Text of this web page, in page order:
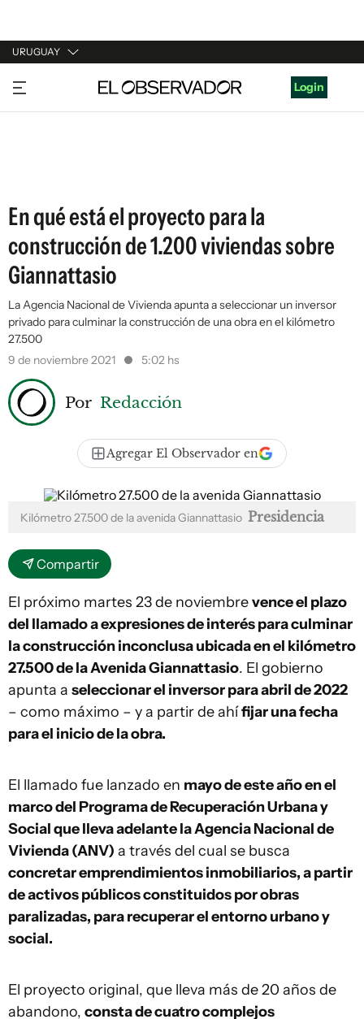
URUGUAY
URUGUAY
ARGENTINA
Login
En qué está el proyecto para la
construcción de 1.200 viviendas sobre
Giannattasio
La Agencia Nacional de Vivienda apunta a seleccionar un inversor
privado para culminar la construcción de una obra en el kilómetro
27.500
9 de noviembre 2021
5:02 hs
Por Redacción
Agregar El Observador en
Kilómetro 27.500 de la avenida Giannattasio Presidencia
Compartir
El próximo martes 23 de noviembrevence el plazo
del llamado a expresiones de interés para culminar
la construcción inconclusa ubicada en el kilómetro
27.500 de la Avenida Giannattasio. El gobierno
apunta a seleccionar el inversor para abril de 2022
– como máximo – y a partir de ahífijar una fecha
para el inicio de la obra.
El llamado fue lanzado en mayo de este año en el
marco del Programa de Recuperación Urbana y
Social que lleva adelante la Agencia Nacional de
Vivienda (ANV) a través del cual se busca
concretar emprendimientos inmobiliarios, a partir
de activos públicos constituidos por obras
paralizadas, para recuperar el entorno urbano y
social.
El proyecto original, que lleva más de 20 años de
abandono, consta de cuatro complejos